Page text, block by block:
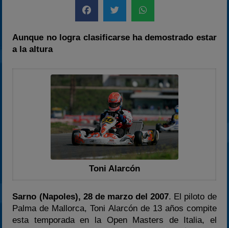
2024
2025
Estadísticas
Preguntas Frecuentes
Aunque no logra clasificarse ha demostrado estar
a la altura
Toni Alarcón
Sarno (Napoles), 28 de marzo del 2007. El piloto de
Palma de Mallorca, Toni Alarcón de 13 años compite
esta temporada en la Open Masters de Italia, el